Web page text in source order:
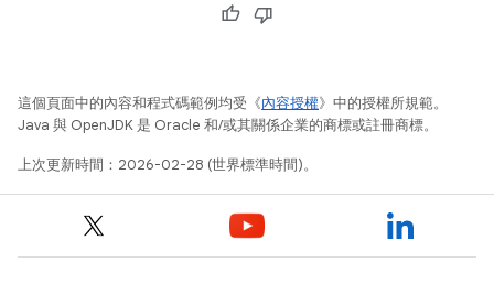
這個頁面中的內容和程式碼範例均受《內容授權》中的授權所規範。
Java 與 OpenJDK 是 Oracle 和/或其關係企業的商標或註冊商標。
上次更新時間：2026-02-28 (世界標準時間)。